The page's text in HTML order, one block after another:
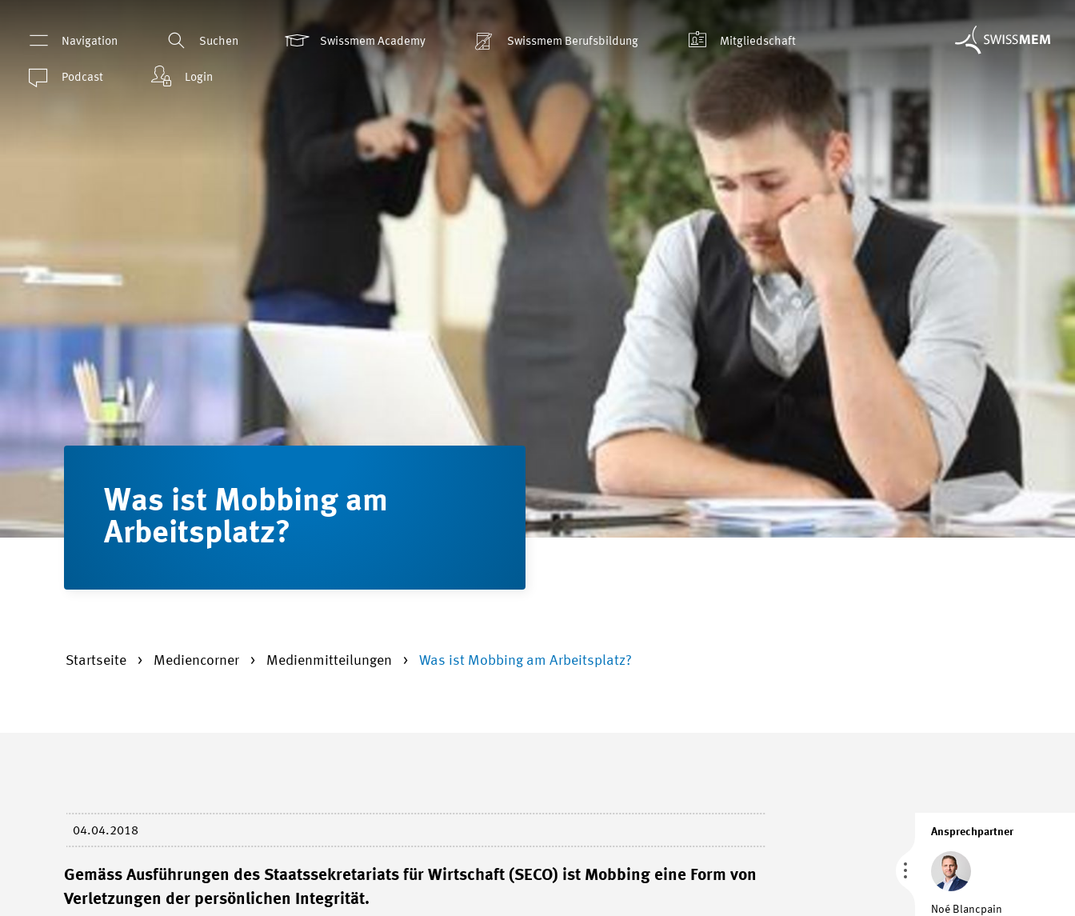
Navigation Suchen Swissmem Academy Swissmem Berufsbildung Mitgliedschaft
Podcast Login
Was ist Mobbing am
Arbeitsplatz?
Startseite Mediencorner Medienmitteilungen Was ist Mobbing am Arbeitsplatz?
Ansprechpartner
Noé Blancpain
04.04.2018
Gemäss Ausführungen des Staatssekretariats für Wirtschaft (SECO) ist Mobbing eine Form von
Verletzungen der persönlichen Integrität.